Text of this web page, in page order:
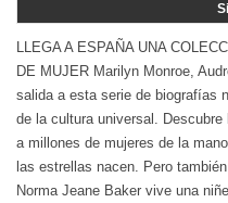
LLEGA A ESPAÑA UNA
DE MUJER Marilyn Monroe,
salida a esta serie de biografías
de la cultura universal.
a millones de mujeres de la
las estrellas nacen. Pero
Norma Jeane Baker vive una